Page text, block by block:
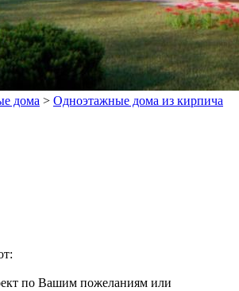
дома > Одноэтажные дома из кирпича
по Вашим пожеланиям или